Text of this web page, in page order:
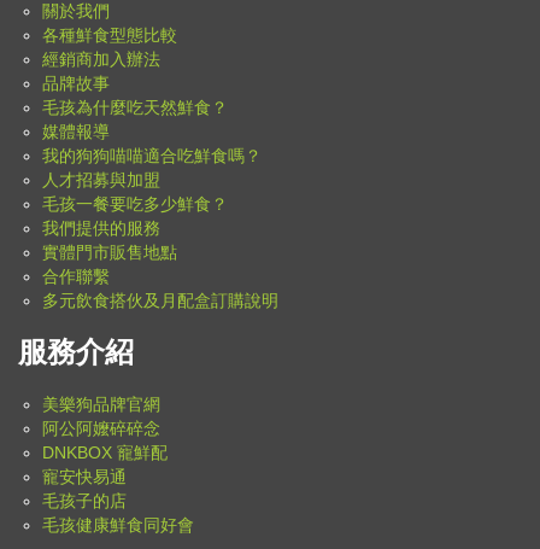
關於我們
各種鮮食型態比較
經銷商加入辦法
品牌故事
毛孩為什麼吃天然鮮食？
媒體報導
我的狗狗喵喵適合吃鮮食嗎？
人才招募與加盟
毛孩一餐要吃多少鮮食？
我們提供的服務
實體門市販售地點
合作聯繫
多元飲食搭伙及月配盒訂購說明
服務介紹
美樂狗品牌官網
阿公阿嬤碎碎念
DNKBOX 寵鮮配
寵安快易通
毛孩子的店
毛孩健康鮮食同好會